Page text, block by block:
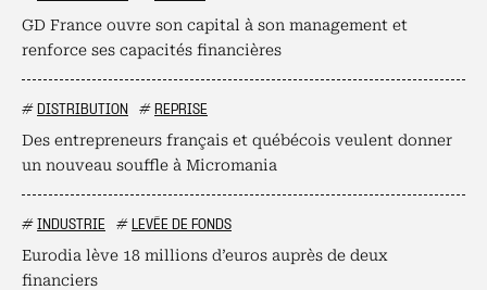
GD France ouvre son capital à son management et
renforce ses capacités financières
# DISTRIBUTION # REPRISE
Des entrepreneurs français et québécois veulent donner
un nouveau souffle à Micromania
# INDUSTRIE # LEVÉE DE FONDS
Eurodia lève 18 millions d’euros auprès de deux
financiers